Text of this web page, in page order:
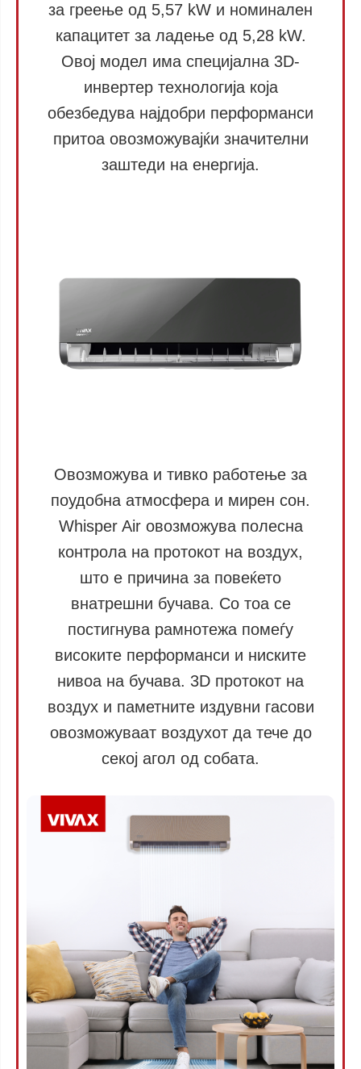
за греење од 5,57 kW и номинален
капацитет за ладење од 5,28 kW.
Овој модел има специјална 3D-
инвертер технологија која
обезбедува најдобри перформанси
притоа овозможувајќи значителни
заштеди на енергија.
Овозможува и тивко работење за
поудобна атмосфера и мирен сон.
Whisper Air овозможува полесна
контрола на протокот на воздух,
што е причина за повеќето
внатрешни бучава. Со тоа се
постигнува рамнотежа помеѓу
високите перформанси и ниските
нивоа на бучава. 3D протокот на
воздух и паметните издувни гасови
овозможуваат воздухот да тече до
секој агол од собата.